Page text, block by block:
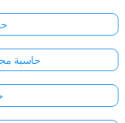
حاسبة